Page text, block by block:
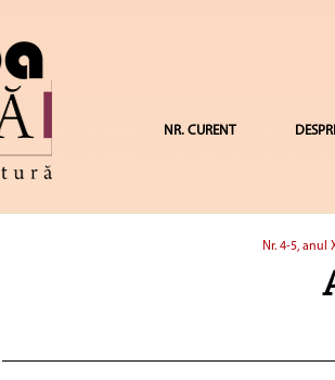
NR. CURENT
Nr. 4-5, anul